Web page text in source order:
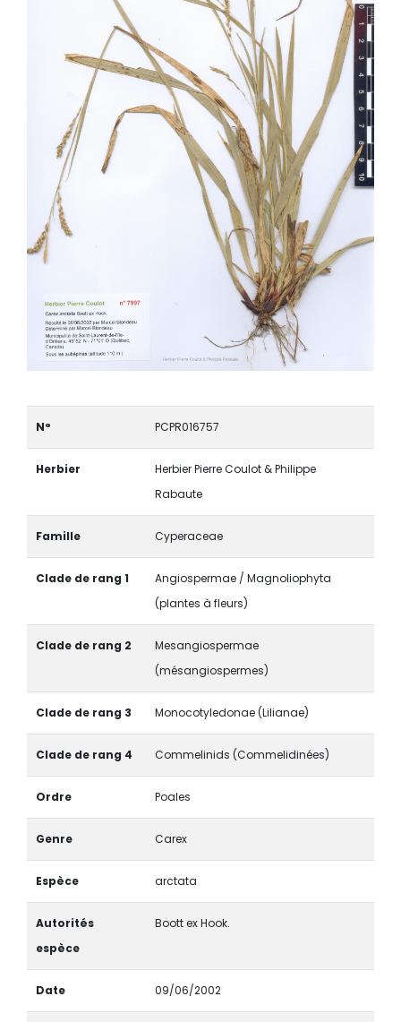
N° PCPR016757
Herbier
Herbier Pierre Coulot & Philippe
Rabaute
Famille Cyperaceae
Clade de rang 1
Angiospermae / Magnoliophyta
(plantes à fleurs)
Clade de rang 2
Mesangiospermae
(mésangiospermes)
Clade de rang 3 Monocotyledonae (Lilianae)
Clade de rang 4 Commelinids (Commelidinées)
Ordre Poales
Genre Carex
Espèce arctata
Autorités
espèce
Boott ex Hook.
Date 09/06/2002